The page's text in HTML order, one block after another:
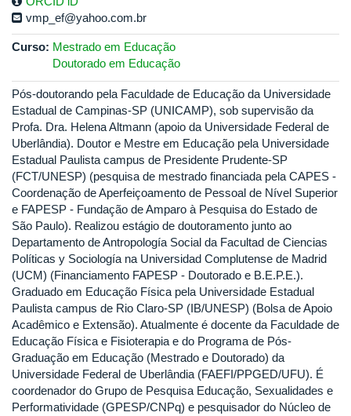
vmp_ef@yahoo.com.br
Curso: Mestrado em Educação
Doutorado em Educação
Pós-doutorando pela Faculdade de Educação da Universidade
Estadual de Campinas-SP (UNICAMP), sob supervisão da
Profa. Dra. Helena Altmann (apoio da Universidade Federal de
Uberlândia). Doutor e Mestre em Educação pela Universidade
Estadual Paulista campus de Presidente Prudente-SP
(FCT/UNESP) (pesquisa de mestrado financiada pela CAPES -
Coordenação de Aperfeiçoamento de Pessoal de Nível Superior
e FAPESP - Fundação de Amparo à Pesquisa do Estado de
São Paulo). Realizou estágio de doutoramento junto ao
Departamento de Antropología Social da Facultad de Ciencias
Políticas y Sociología na Universidad Complutense de Madrid
(UCM) (Financiamento FAPESP - Doutorado e B.E.P.E.).
Graduado em Educação Física pela Universidade Estadual
Paulista campus de Rio Claro-SP (IB/UNESP) (Bolsa de Apoio
Acadêmico e Extensão). Atualmente é docente da Faculdade de
Educação Física e Fisioterapia e do Programa de Pós-
Graduação em Educação (Mestrado e Doutorado) da
Universidade Federal de Uberlândia (FAEFI/PPGED/UFU). É
coordenador do Grupo de Pesquisa Educação, Sexualidades e
Performatividade (GPESP/CNPq) e pesquisador do Núcleo de